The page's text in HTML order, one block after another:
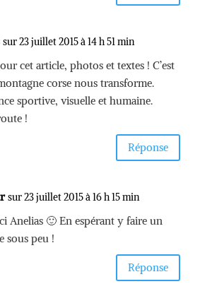
sur 23 juillet 2015 à 14 h 51 min
cet article, photos et textes ! C’est
corse nous transforme.
sportive, visuelle et humaine.
!
Réponse
sur 23 juillet 2015 à 16 h 15 min
Anelias 🙂 En espérant y faire un
sous peu !
Réponse